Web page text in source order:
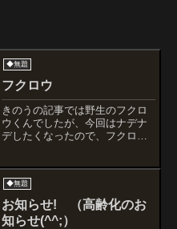
◆無題
フクロウ
きのうの記事では野生のフクロ
ウくんでしたが、今回はナデナ
デしたくなったので、フクロウ
なんですよ。ぼくの姿がばっち
り映るほど、まんまるでオレン
ジに輝く瞳。こちらはメンフク
ロウ。このカフェ...
◆無題
お知らせ! （高齢化のお
知らせ(^^;）